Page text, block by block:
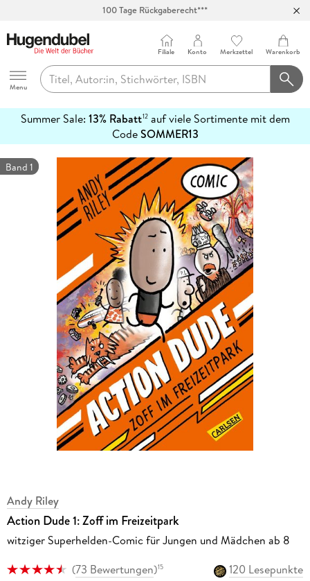
100 Tage Rückgaberecht***
Hugendubel
Menu
Filiale Konto Merkzettel Warenkorb
Summer Sale: 13% Rabatt12auf viele Sortimente mit dem
CodeSOMMER13
erfahren
Band 1
Andy Riley
Action Dude 1: Zoff im Freizeitpark
witziger Superhelden-Comic für Jungen und Mädchen ab 8
(73 Bewertungen)15
120 Lesepunkte